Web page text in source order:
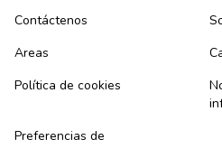
Contáctenos
Areas
Política de cookies
Preferencias de